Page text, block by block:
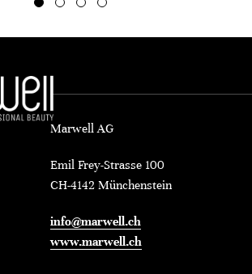
Marwell AG
Emil Frey-Strasse 100
CH-4142 Münchenstein
info@marwell.ch
www.marwell.ch